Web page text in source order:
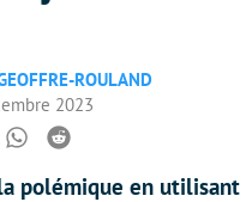
ROULAND
2023
Whatsapp
Reddit
polémique en utilisant